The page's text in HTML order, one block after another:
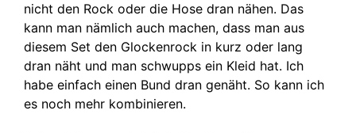
nicht den Rock oder die Hose dran nähen. Das
kann man nämlich auch machen, dass man aus
diesem Set den Glockenrock in kurz oder lang
dran näht und man schwupps ein Kleid hat. Ich
habe einfach einen Bund dran genäht. So kann ich
es noch mehr kombinieren.